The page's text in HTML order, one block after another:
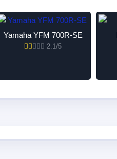
Yamaha YFM 700R-SE
2.1/5